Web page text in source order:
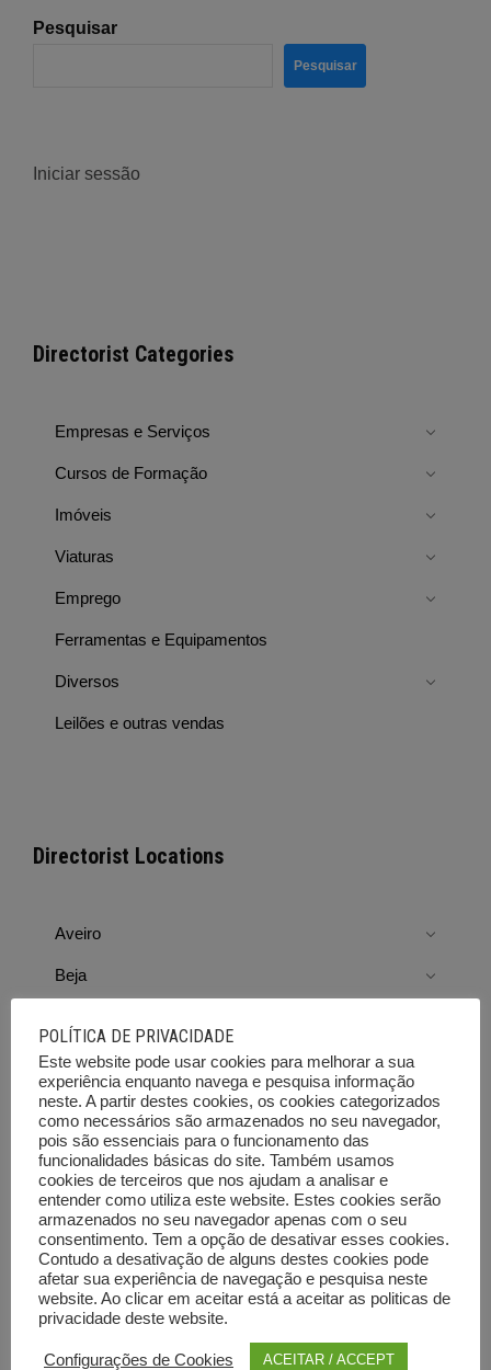
Pesquisar
Pesquisar
Iniciar sessão
Directorist Categories
Empresas e Serviços
Cursos de Formação
Imóveis
Viaturas
Emprego
Ferramentas e Equipamentos
Diversos
Leilões e outras vendas
Directorist Locations
Aveiro
Beja
Bragança
Castelo Branco
Coimbra
Évora
Faro
Guarda
Leiria
Lisboa
POLÍTICA DE PRIVACIDADE
Este website pode usar cookies para melhorar a sua
experiência enquanto navega e pesquisa informação
neste. A partir destes cookies, os cookies categorizados
como necessários são armazenados no seu navegador,
pois são essenciais para o funcionamento das
funcionalidades básicas do site. Também usamos
cookies de terceiros que nos ajudam a analisar e
entender como utiliza este website. Estes cookies serão
armazenados no seu navegador apenas com o seu
consentimento. Tem a opção de desativar esses cookies.
Contudo a desativação de alguns destes cookies pode
afetar sua experiência de navegação e pesquisa neste
website. Ao clicar em aceitar está a aceitar as politicas de
privacidade deste website.
Configurações de Cookies ACEITAR / ACCEPT